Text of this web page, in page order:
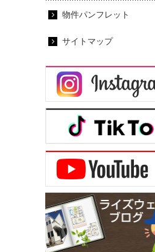
物件パンフレット
サイトマップ